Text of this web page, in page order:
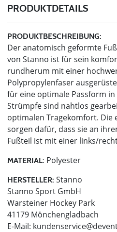
PRODUKTDETAILS
PRODUKTBESCHREIBUNG:
Der anatomisch geformte
von Stanno ist für sein
rundherum mit einer
Polypropylenfaser
für eine optimale Passform
Strümpfe sind nahtlos
optimalen Tragekomfort. Die
sorgen dafür, dass sie an
Fußteil ist mit einer links/
MATERIAL: Polyester
HERSTELLER: Stanno
Stanno Sport GmbH
Warsteiner Hockey Park
41179 Mönchengladbach
E-Mail: